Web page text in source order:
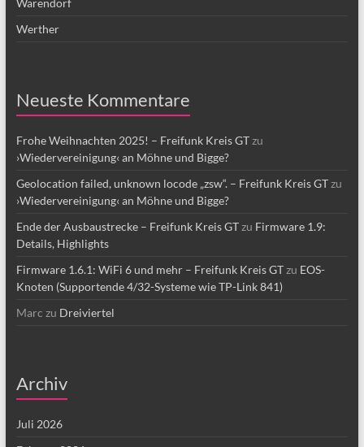
Warendorf
Werther
Neueste Kommentare
Frohe Weihnachten 2025! – Freifunk Kreis GTzu
›Wiedervereinigung‹ an Möhne und Bigge?
Geolocation failed, unknown locode „zsw“. – Freifunk Kreis GTzu
›Wiedervereinigung‹ an Möhne und Bigge?
Ende der Ausbaustrecke – Freifunk Kreis GTzu Firmware 1.9:
Details, Highlights
Firmware 1.6.1: WiFi 6 und mehr – Freifunk Kreis GTzu EOS-
Knoten (Supportende 4/32-Systeme wie TP-Link 841)
Marc zu Dreiviertel
Archiv
Juli 2026